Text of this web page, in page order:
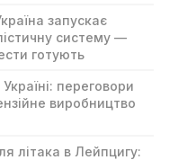
запускає
систему —
готують
переговори
виробництво
літака в Лейпцигу: